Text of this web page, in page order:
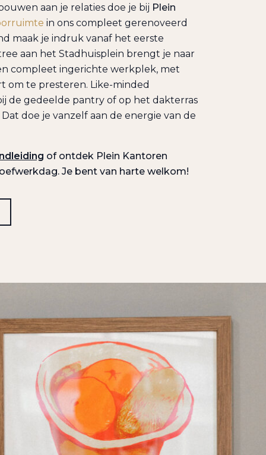
aan je relaties doe je bij Plein
in ons compleet gerenoveerd
maak je indruk vanaf het eerste
aan het Stadhuisplein brengt je naar
compleet ingerichte werkplek, met
om te presteren. Like-minded
de gedeelde pantry of op het dakterras
doe je vanzelf aan de energie van de
of ontdek Plein Kantoren
Je bent van harte welkom!